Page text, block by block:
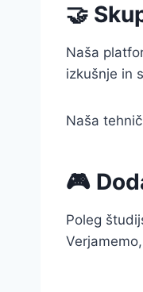
🤝
Naša
izkušnje in
Naša
🎮
Poleg